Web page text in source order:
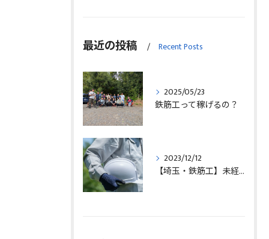
最近の投稿 Recent Posts
2025/05/23
鉄筋工って稼げるの？
2023/12/12
【埼玉・鉄筋工】未経験の方の求人募集中！！